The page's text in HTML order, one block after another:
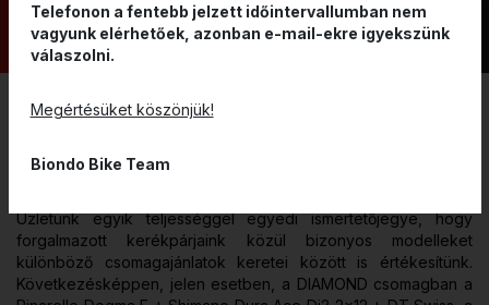
MINDENT TUDNI SZERETNÉK A CSOMAGRÓL
1, MIÉRT VÁSÁROLJ CSOMAGBAN?
Üzletünk egyik teljességgel egyedi ismertetőjegye, hogy
forgalmazott kerékpárjaink közül bizonyos modelleket
különböző csomagajánlatok keretei között is értékesítünk.
Következésképpen, jelen esetben, a DIAMOND csomagban a
Telefonon a fentebb jelzett időintervallumban nem
vagyunk elérhetőek, azonban e-mail-ekre igyekszünk
válaszolni.
Megértésüket köszönjük!
Biondo Bike Team